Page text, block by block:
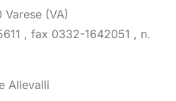
Varese (VA)
, fax 0332-1642051 , n.
Allevalli